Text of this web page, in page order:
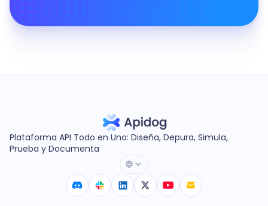
Plataforma API Todo en Uno: Diseña, Depura, Simula,
Prueba y Documenta